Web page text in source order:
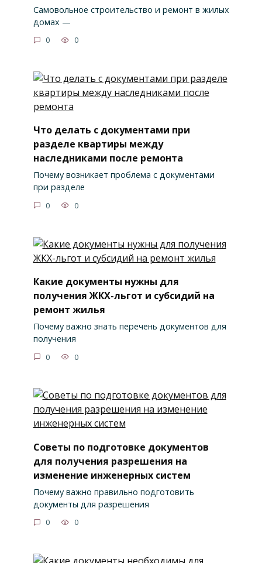
Самовольное строительство и ремонт в жилых
домах —
0 0
Что делать с документами при
разделе квартиры между
наследниками после ремонта
Почему возникает проблема с документами
при разделе
0 0
Какие документы нужны для
получения ЖКХ-льгот и субсидий на
ремонт жилья
Почему важно знать перечень документов для
получения
0 0
Советы по подготовке документов
для получения разрешения на
изменение инженерных систем
Почему важно правильно подготовить
документы для разрешения
0 0